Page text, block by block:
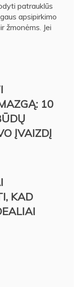
patrauklūs
apsipirkimo
žmonėms. Jei
10
ĮVAIZDĮ
KAD